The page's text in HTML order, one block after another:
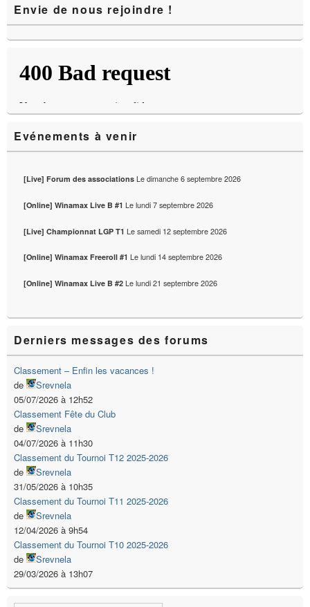
principale
de
widget
barre
Envie de nous rejoindre !
Evénements à venir
[Live] Forum des associations Ledimanche 6 septembre 2026
[Online] Winamax Live B #1 Lelundi 7 septembre 2026
[Live] Championnat LGP T1 Lesamedi 12 septembre 2026
[Online] Winamax Freeroll #1 Lelundi 14 septembre 2026
[Online] Winamax Live B #2 Lelundi 21 septembre 2026
Derniers messages des forums
Classement – Enfin les vacances !
de
Srevnela
05/07/2026 à 12h52
Classement Fête du Club
de
Srevnela
04/07/2026 à 11h30
Classement du Tournoi T12 2025-2026
de
Srevnela
31/05/2026 à 10h35
Classement du Tournoi T11 2025-2026
de
Srevnela
12/04/2026 à 9h54
Classement du Tournoi T10 2025-2026
de
Srevnela
29/03/2026 à 13h07